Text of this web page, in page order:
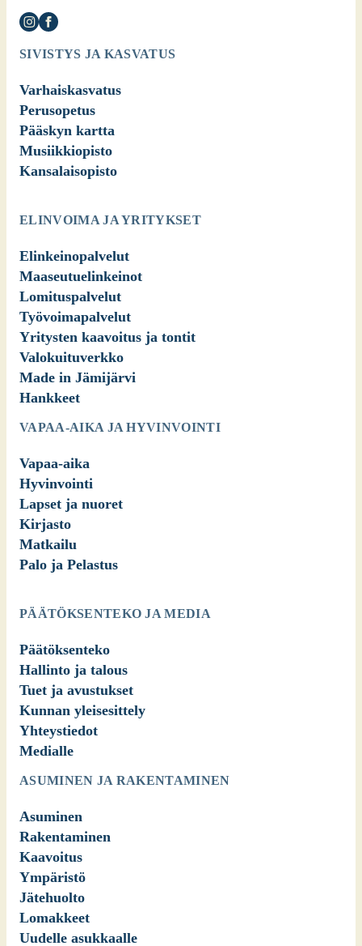
SIVISTYS JA KASVATUS
Varhaiskasvatus
Perusopetus
Pääskyn kartta
Musiikkiopisto
Kansalaisopisto
ELINVOIMA JA YRITYKSET
Elinkeinopalvelut
Maaseutuelinkeinot
Lomituspalvelut
Työvoimapalvelut
Yritysten kaavoitus ja tontit
Valokuituverkko
Made in Jämijärvi
Hankkeet
VAPAA-AIKA JA HYVINVOINTI
Vapaa-aika
Hyvinvointi
Lapset ja nuoret
Kirjasto
Matkailu
Palo ja Pelastus
PÄÄTÖKSENTEKO JA MEDIA
Päätöksenteko
Hallinto ja talous
Tuet ja avustukset
Kunnan yleisesittely
Yhteystiedot
Medialle
ASUMINEN JA RAKENTAMINEN
Asuminen
Rakentaminen
Kaavoitus
Ympäristö
Jätehuolto
Lomakkeet
Uudelle asukkaalle